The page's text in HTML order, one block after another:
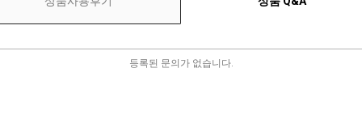
등록된 문의가 없습니다.